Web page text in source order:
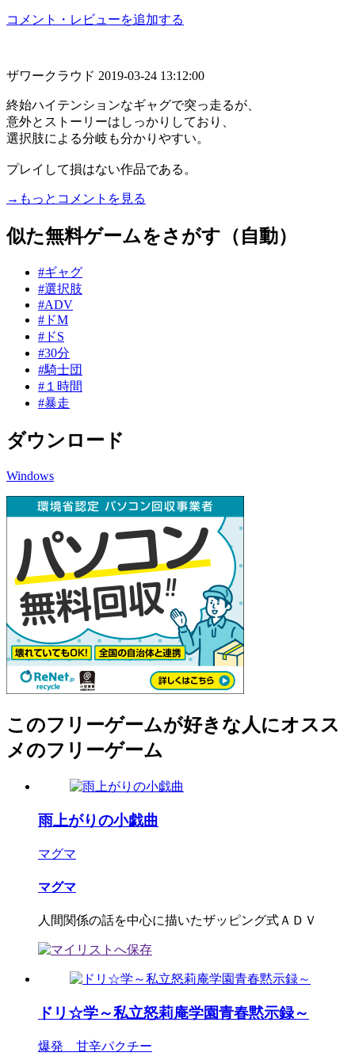
コメント・レビューを追加する
ザワークラウド 2019-03-24 13:12:00
終始ハイテンションなギャグで突っ走るが、
意外とストーリーはしっかりしており、
選択肢による分岐も分かりやすい。
プレイして損はない作品である。
→もっとコメントを見る
似た無料ゲームをさがす（自動）
#ギャグ
#選択肢
#ADV
#ドM
#ドS
#30分
#騎士団
#１時間
#暴走
ダウンロード
Windows
このフリーゲームが好きな人にオスス
メのフリーゲーム
雨上がりの小戯曲
マグマ
マグマ
人間関係の話を中心に描いたザッピング式ＡＤＶ
ドリ☆学～私立怒莉庵学園青春黙示録～
爆発 甘辛パクチー